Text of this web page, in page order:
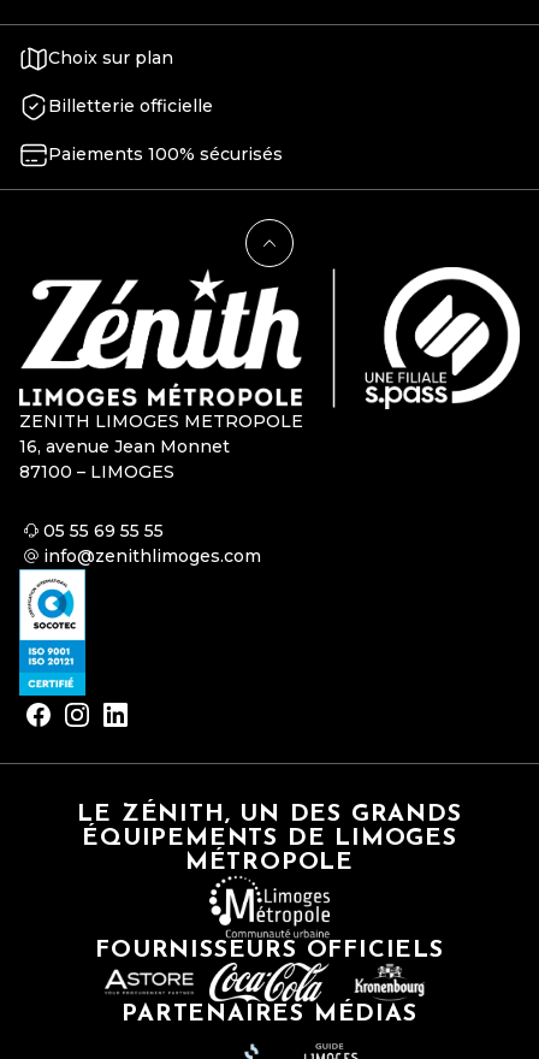
Choix sur plan
Billetterie officielle
Paiements 100% sécurisés
ZENITH LIMOGES METROPOLE
16, avenue Jean Monnet
87100 – LIMOGES
05 55 69 55 55
info@zenithlimoges.com
LE ZÉNITH, UN DES GRANDS
ÉQUIPEMENTS DE LIMOGES
MÉTROPOLE
FOURNISSEURS OFFICIELS
PARTENAIRES MÉDIAS